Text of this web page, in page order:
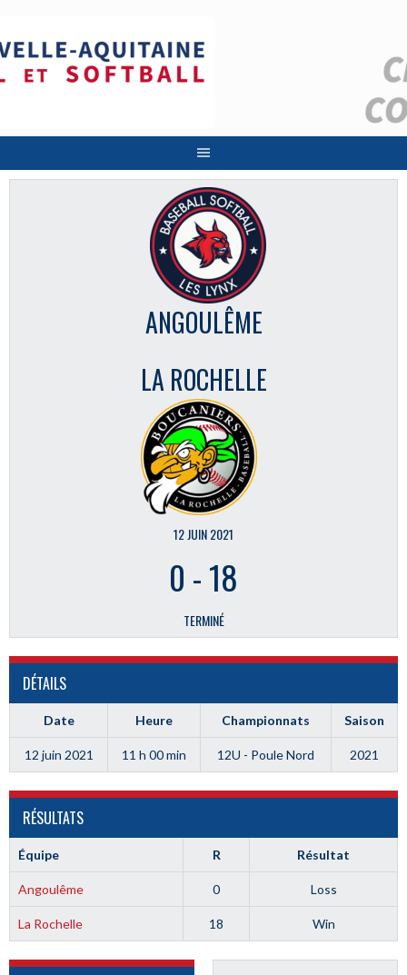
contenu
ANGOULÊME
LA ROCHELLE
12 JUIN 2021
0 -18
TERMINÉ
DÉTAILS
Date Heure Championnats Saison
12 juin 2021 11 h 00 min 12U - Poule Nord 2021
RÉSULTATS
Équipe R Résultat
Angoulême 0 Loss
La Rochelle 18 Win